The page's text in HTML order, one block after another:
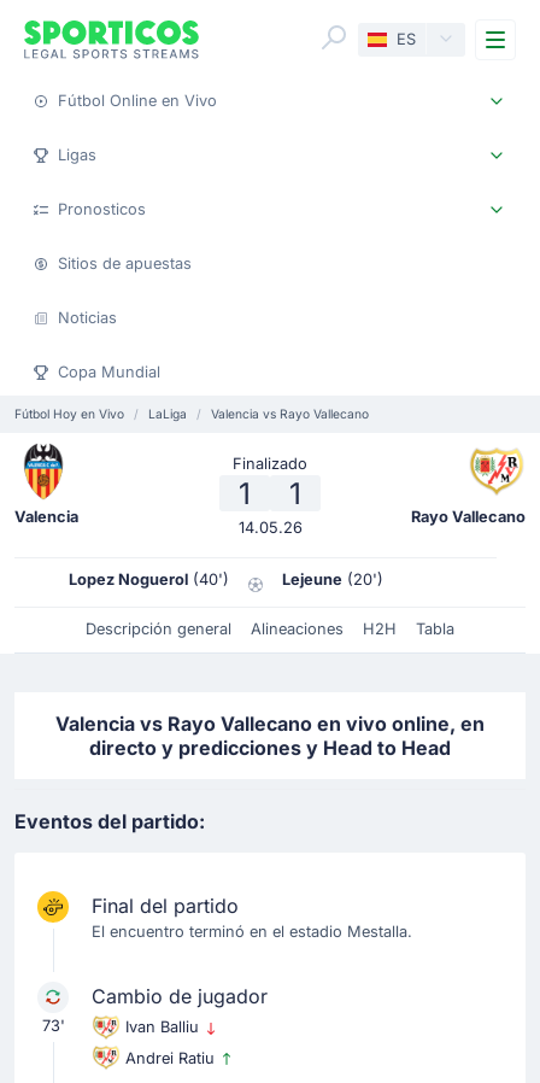
ES
Fútbol Online en Vivo
Ligas
Pronosticos
Sitios de apuestas
Noticias
Copa Mundial
Fútbol Hoy en Vivo LaLiga Valencia vs Rayo Vallecano
Valencia
Finalizado
1 1
14.05.26
Rayo Vallecano
Lopez Noguerol (40') Lejeune (20')
Descripción general Alineaciones H2H Tabla
Valencia vs Rayo Vallecano en vivo online, en
directo y predicciones y Head to Head
Eventos del partido:
Final del partido
El encuentro terminó en el estadio Mestalla.
73'
Cambio de jugador
Ivan Balliu
Andrei Ratiu